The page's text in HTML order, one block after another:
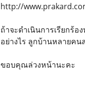
http://
ถ้าจะดำเนินการเรียกร้
อย่างไร ลูกบ้านหลายค
ขอบคุณล่วงหน้านะคะ